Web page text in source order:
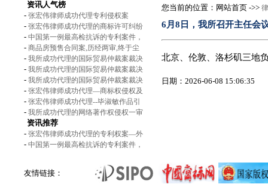
资讯人气榜
- 张宏伟律师成功代理专利侵权案
- 张宏伟律师成功代理的商标许可纠纷
- 中国第一例最高检抗诉的专利案件，
- 商品房预售合同案,历经两审,终于尘
- 我所成功代理的国际贸易仲裁案裁决
- 我所成功代理的国际贸易仲裁案裁决
- 我所成功代理的国际贸易仲裁案裁决
- 张宏伟律师成功代理—商标权侵权及
- 张宏伟律师成功代理--毕淑敏作品引
- 我所成功代理的网络著作权侵权一审
资讯推荐
- 张宏伟律师成功代理的专利权案—外
- 中国第一例最高检抗诉的专利案件，
您当前的位置：网站首页 ->>
6月8日，我所召开主任会
北京、伦敦、洛杉矶三地
日期：2026-06-08 15:06:35
友情链接：